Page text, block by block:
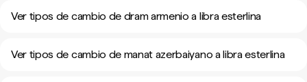
Ver tipos de cambio de dram armenio a libra esterlina
Ver tipos de cambio de manat azerbaiyano a libra esterlina